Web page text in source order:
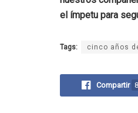
el ímpetu para
Tags: cinco años
Compartir